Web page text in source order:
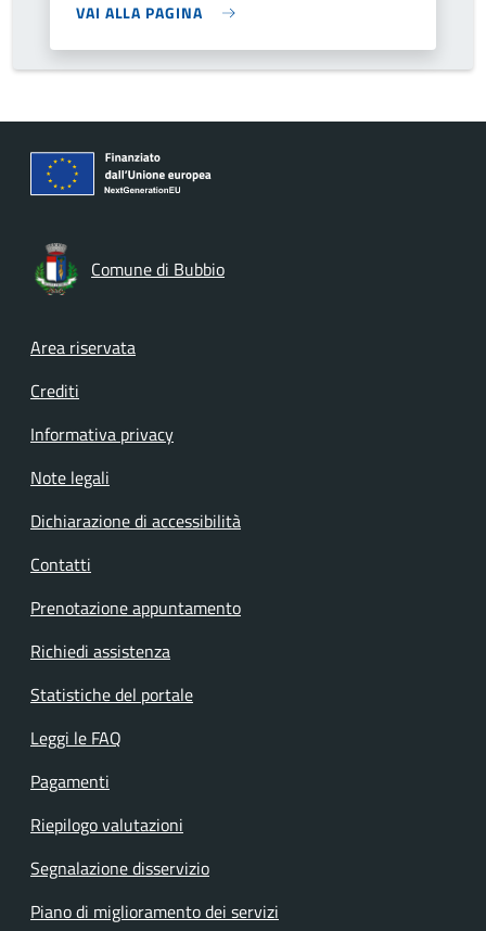
VAI ALLA PAGINA
Comune di Bubbio
Footer menu
Area riservata
Crediti
Informativa privacy
Note legali
Dichiarazione di accessibilità
Contatti
Prenotazione appuntamento
Richiedi assistenza
Statistiche del portale
Leggi le FAQ
Pagamenti
Riepilogo valutazioni
Segnalazione disservizio
Piano di miglioramento dei servizi